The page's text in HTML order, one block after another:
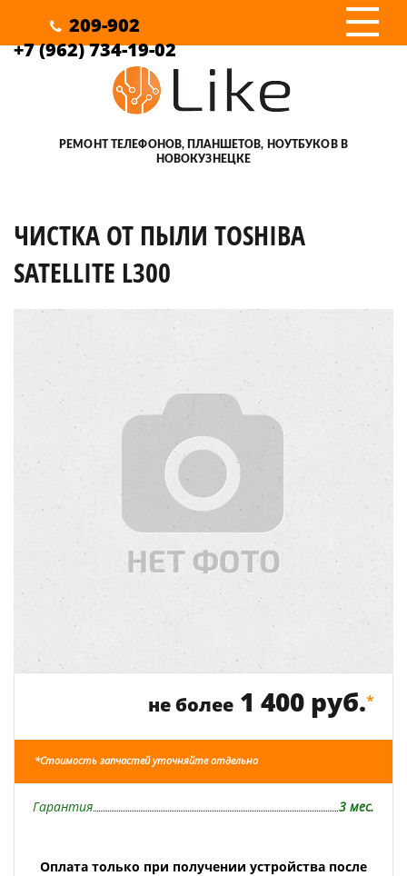
209-902
+7 (962) 734-19-02
III
РЕМОНТ ТЕЛЕФОНОВ, ПЛАНШЕТОВ, НОУТБУКОВ В
НОВОКУЗНЕЦКЕ
ЧИСТКА ОТ ПЫЛИ TOSHIBA
SATELLITE L300
не более 1 400 руб.*
*Стоимость запчастей уточняйте отдельно
Гарантия 3 мес.
Оплата только при получении устройства после